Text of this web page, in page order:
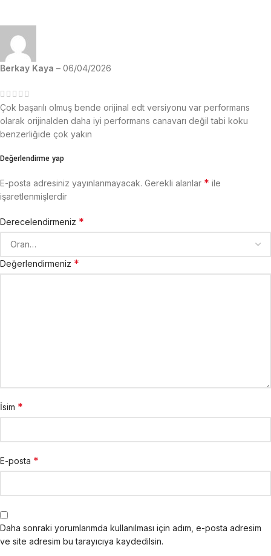
Berkay Kaya – 06/04/2026
Çok başarılı olmuş bende orijinal edt versiyonu var performans
olarak orijinalden daha iyi performans canavarı değil tabi koku
benzerliğide çok yakın
Değerlendirme yap
E-posta adresiniz yayınlanmayacak. Gerekli alanlar * ile
işaretlenmişlerdir
Derecelendirmeniz *
Değerlendirmeniz *
İsim *
E-posta *
Daha sonraki yorumlarımda kullanılması için adım, e-posta adresim
ve site adresim bu tarayıcıya kaydedilsin.